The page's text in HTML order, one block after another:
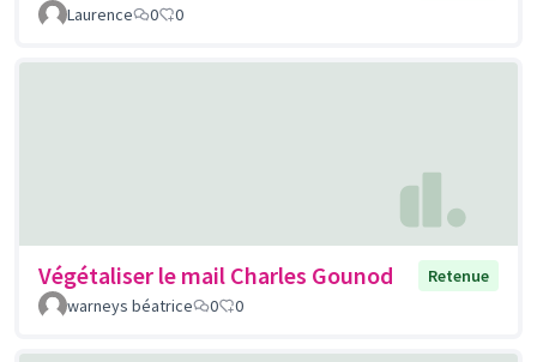
Laurence
0 0
Végétaliser le mail Charles Gounod
Retenue
warneys béatrice
0 0